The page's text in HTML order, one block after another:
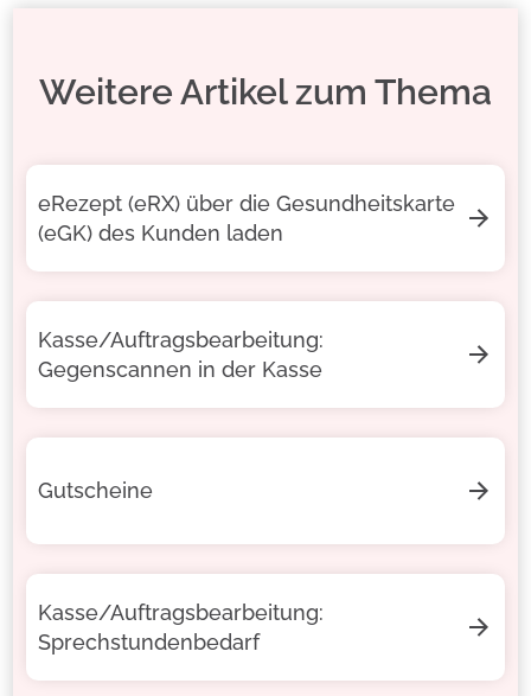
Weitere Artikel zum Thema
eRezept (eRX) über die Gesundheitskarte
(eGK) des Kunden laden
Kasse/Auftragsbearbeitung:
Gegenscannen in der Kasse
Gutscheine
Kasse/Auftragsbearbeitung:
Sprechstundenbedarf